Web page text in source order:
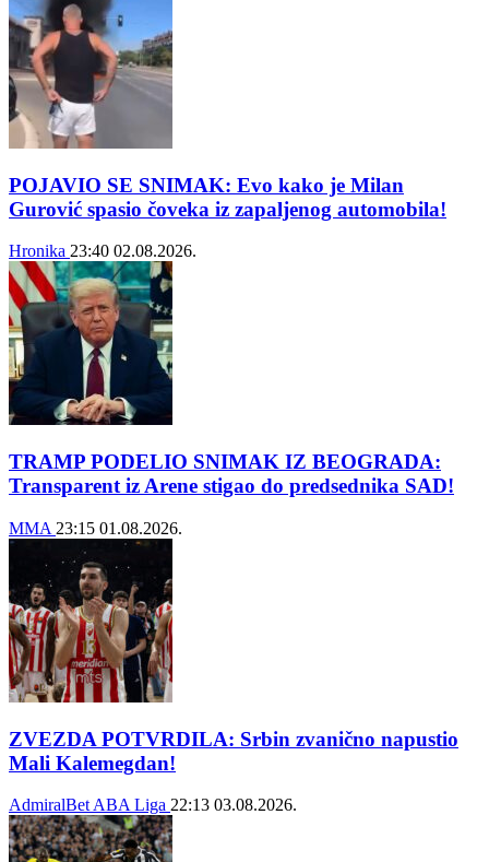
POJAVIO SE SNIMAK: Evo kako je Milan
Gurović spasio čoveka iz zapaljenog automobila!
Hronika 23:40 02.08.2026.
TRAMP PODELIO SNIMAK IZ BEOGRADA:
Transparent iz Arene stigao do predsednika SAD!
MMA 23:15 01.08.2026.
ZVEZDA POTVRDILA: Srbin zvanično napustio
Mali Kalemegdan!
AdmiralBet ABA Liga 22:13 03.08.2026.